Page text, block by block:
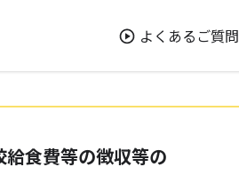
よくあるご質問
給食費等の徴収等の